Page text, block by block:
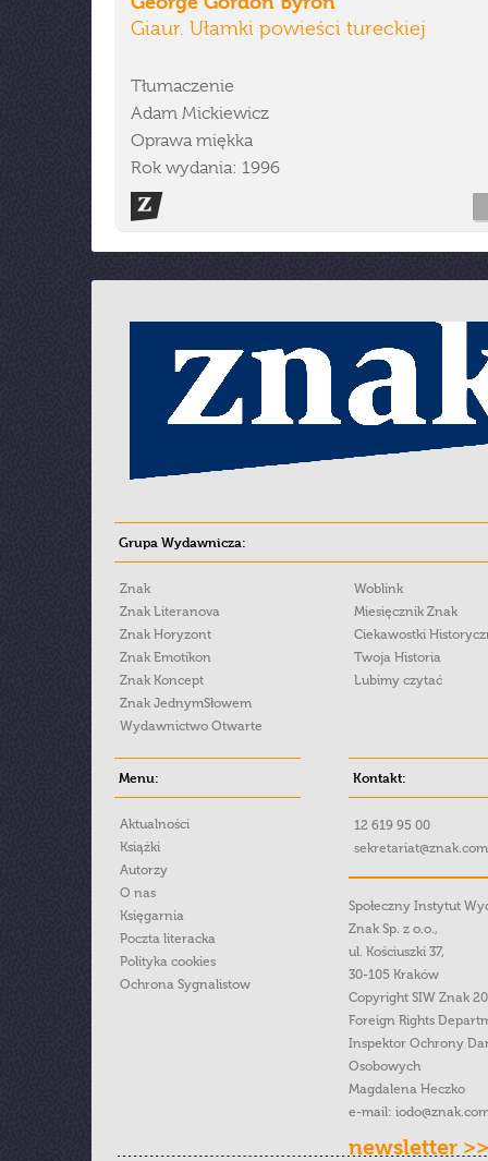
Giaur. Ułamki powieści tureckiej
Tłumaczenie
Adam Mickiewicz
Oprawa miękka
Rok wydania: 1996
Grupa Wydawnicza:
Znak
Znak Literanova
Znak Horyzont
Znak Emotikon
Znak Koncept
Znak JednymSłowem
Wydawnictwo Otwarte
Woblink
Miesięcznik Znak
Ciekawostki
Twoja Historia
Lubimy czytać
Menu:
Aktualności
Książki
Autorzy
O nas
Księgarnia
Poczta literacka
Polityka cookies
Ochrona Sygnalistow
Kontakt:
12 619 95 00
Społeczny Instytut
Znak Sp. z o.o.,
ul. Kościuszki 37,
30-105 Kraków
Copyright SIW Znak
Foreign Rights
Inspektor Ochrony
Osobowych
Magdalena Heczko
e-mail:
newsletter >>